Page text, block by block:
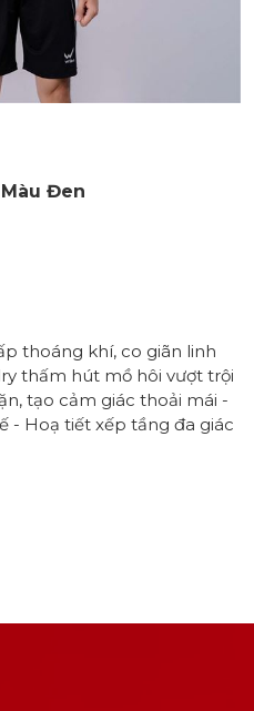
Đen
thoáng khí, co giãn linh
thấm hút mồ hôi vượt trội
tạo cảm giác thoải mái -
- Hoạ tiết xếp tầng đa giác